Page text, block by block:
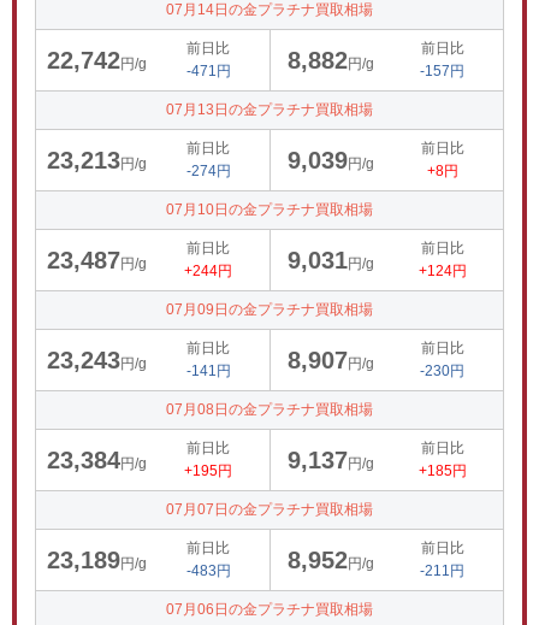
07月14日の金プラチナ買取相場
22,742円/g
前日比
-471円
8,882円/g
前日比
-157円
07月13日の金プラチナ買取相場
23,213円/g
前日比
-274円
9,039円/g
前日比
+8円
07月10日の金プラチナ買取相場
23,487円/g
前日比
+244円
9,031円/g
前日比
+124円
07月09日の金プラチナ買取相場
23,243円/g
前日比
-141円
8,907円/g
前日比
-230円
07月08日の金プラチナ買取相場
23,384円/g
前日比
+195円
9,137円/g
前日比
+185円
07月07日の金プラチナ買取相場
23,189円/g
前日比
-483円
8,952円/g
前日比
-211円
07月06日の金プラチナ買取相場